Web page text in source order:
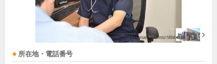
所在地・電話番号